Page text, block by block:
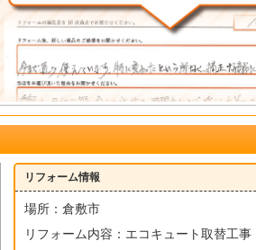
リフォーム情報
場所：倉敷市
リフォーム内容：エコキュート取替工事